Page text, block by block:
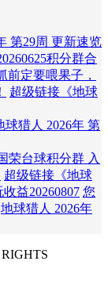
第29周 更新速览
积分群合
前定要喂果子，
超级链接《地球
球猎人 2026年 第
荣台球积分群 入
超级链接《地球
益20260807 您
地球猎人 2026年